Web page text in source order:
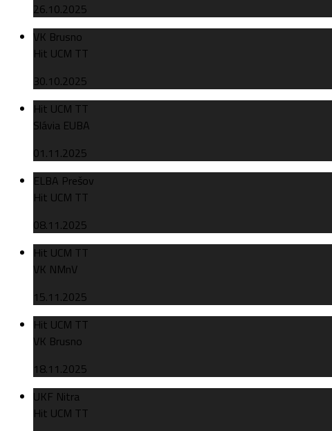
26.10.2025
VK Brusno
Hit UCM TT
30.10.2025
Hit UCM TT
Slávia EUBA
01.11.2025
ELBA Prešov
Hit UCM TT
08.11.2025
Hit UCM TT
VK NMnV
15.11.2025
Hit UCM TT
VK Brusno
18.11.2025
UKF Nitra
Hit UCM TT